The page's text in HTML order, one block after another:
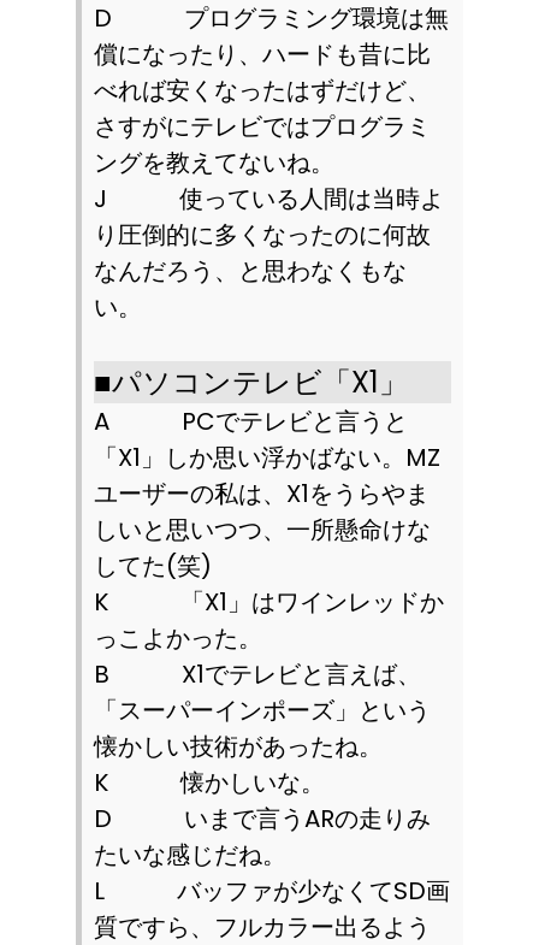
D プログラミング環境は無
償になったり、ハードも昔に比
べれば安くなったはずだけど、
さすがにテレビではプログラミ
ングを教えてないね。
J 使っている人間は当時よ
り圧倒的に多くなったのに何故
なんだろう、と思わなくもな
い。
■パソコンテレビ「X1 」
A PCでテレビと言うと
「X1 」しか思い浮かばない。 MZ
ユーザーの私は、 X1をうらやま
しいと思いつつ、一所懸命けな
してた(笑)
K「X1 」はワインレッドか
っこよかった。
B
X1でテレビと言えば、
「スーパーインポーズ」という
懐かしい技術があったね。
K懐かしいな。
D いまで言うARの走りみ
たいな感じだね。
Lバッファが少なくてSD画
質ですら、フルカラー出るよう